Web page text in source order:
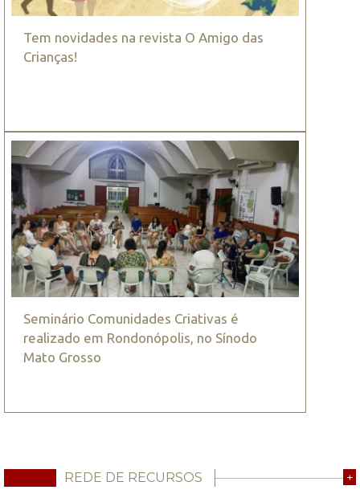
Tem novidades na revista O Amigo das
Crianças!
Seminário Comunidades Criativas é
realizado em Rondonópolis, no Sínodo
Mato Grosso
REDE DE RECURSOS +